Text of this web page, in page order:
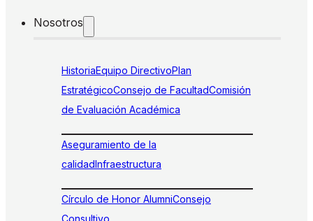
Nosotros
HistoriaEquipo DirectivoPlan
EstratégicoConsejo de FacultadComisión
de Evaluación Académica
Aseguramiento de la
calidadInfraestructura
Círculo de Honor AlumniConsejo
Consultivo